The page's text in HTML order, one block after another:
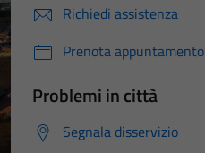
Richiedi assistenza
Prenota appuntamento
Problemi in città
Segnala disservizio